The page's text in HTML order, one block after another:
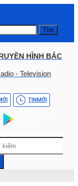
Tìm
HÌNH BẮC
- Television
TINMỚI